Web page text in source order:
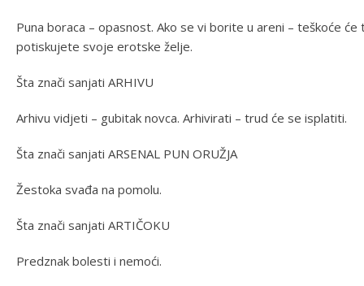
Puna boraca – opasnost. Ako se vi borite u areni – teškoće
potiskujete svoje erotske želje.
Šta znači sanjati ARHIVU
Arhivu vidjeti – gubitak novca. Arhivirati – trud će se isplatiti.
Šta znači sanjati ARSENAL PUN ORUŽJA
Žestoka svađa na pomolu.
Šta znači sanjati ARTIČOKU
Predznak bolesti i nemoći.